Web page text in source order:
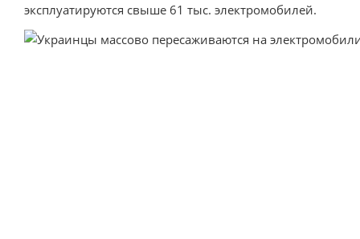
эксплуатируются свыше 61 тыс. электромобилей.